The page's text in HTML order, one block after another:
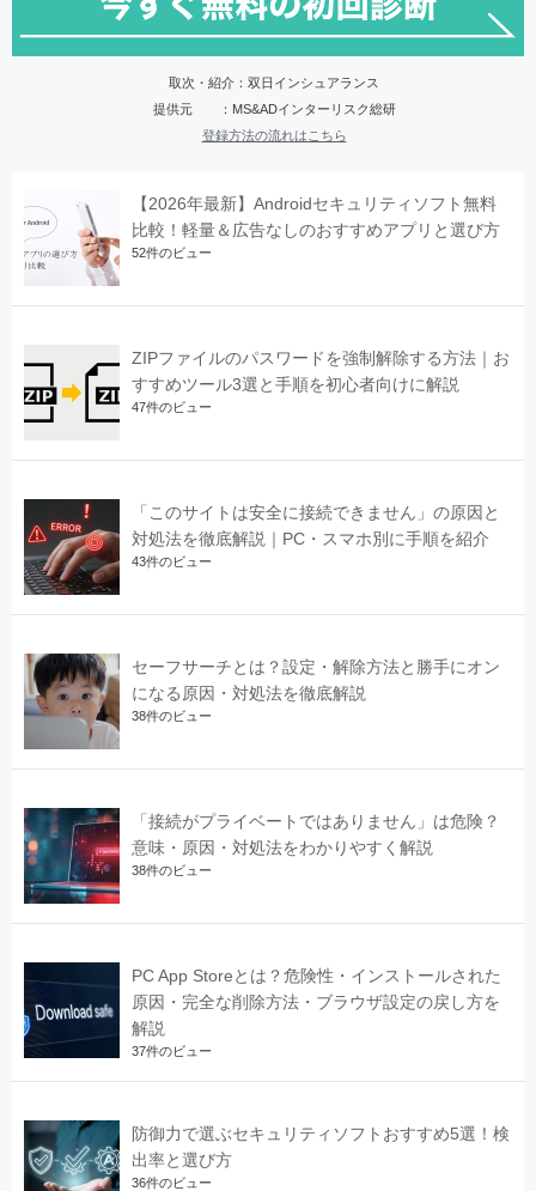
取次・紹介：双日インシュアランス
提供元 ：MS&ADインターリスク総研
登録方法の流れはこちら
【2026年最新】Androidセキュリティソフト無料
比較！軽量＆広告なしのおすすめアプリと選び方
52件のビュー
ZIPファイルのパスワードを強制解除する方法｜お
すすめツール3選と手順を初心者向けに解説
47件のビュー
「このサイトは安全に接続できません」の原因と
対処法を徹底解説｜PC・スマホ別に手順を紹介
43件のビュー
セーフサーチとは？設定・解除方法と勝手にオン
になる原因・対処法を徹底解説
38件のビュー
「接続がプライベートではありません」は危険？
意味・原因・対処法をわかりやすく解説
38件のビュー
PC App Storeとは？危険性・インストールされた
原因・完全な削除方法・ブラウザ設定の戻し方を
解説
37件のビュー
防御力で選ぶセキュリティソフトおすすめ5選！検
出率と選び方
36件のビュー